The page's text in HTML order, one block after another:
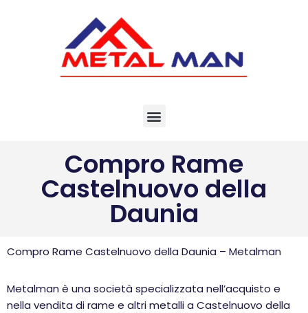
Compro Rame
Castelnuovo della
Daunia
Compro Rame Castelnuovo della Daunia – Metalman
Metalman è una società specializzata nell’acquisto e
nella vendita di rame e altri metalli a Castelnuovo della